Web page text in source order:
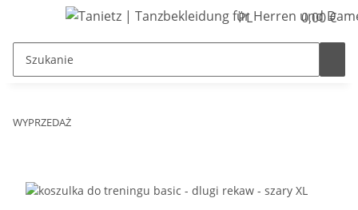
PL 0,00 €
WYPRZEDAŻ